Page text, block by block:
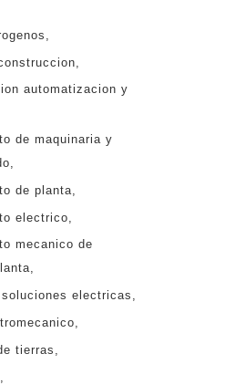
automatizacion y
de maquinaria y
de planta
electrico
mecanico de
electricas
tierras